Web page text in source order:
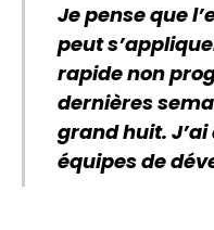
Je pense que
peut
rapide non
dernières
grand huit.
équipes de